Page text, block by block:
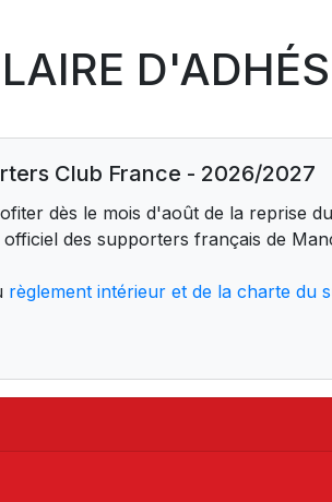
Club France - 2026/2027
dès le mois d'août de la reprise
des supporters français de
règlement intérieur et de la charte du